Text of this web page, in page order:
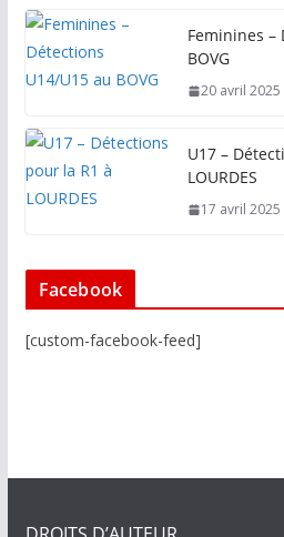
Feminines –
BOVG
20 avril 2025
U17 –
LOURDES
17 avril 2025
Facebook
[custom-facebook-feed]